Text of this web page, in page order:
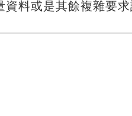
料或是其餘複雜要求